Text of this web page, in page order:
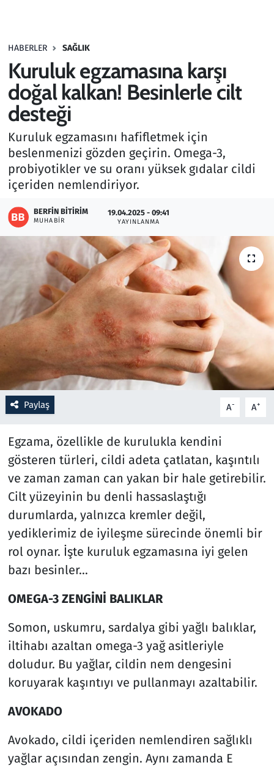
HABERLER SAĞLIK
Kuruluk egzamasına karşı
doğal kalkan! Besinlerle cilt
desteği
Kuruluk egzamasını hafifletmek için
beslenmenizi gözden geçirin. Omega-3,
probiyotikler ve su oranı yüksek gıdalar cildi
içeriden nemlendiriyor.
BERFIN BITIRIM
MUHABIR
19.04.2025 - 09:41
YAYINLANMA
Paylaş A- A+
Egzama, özellikle de kurulukla kendini
gösteren türleri, cildi adeta çatlatan, kaşıntılı
ve zaman zaman can yakan bir hale getirebilir.
Cilt yüzeyinin bu denli hassaslaştığı
durumlarda, yalnızca kremler değil,
yediklerimiz de iyileşme sürecinde önemli bir
rol oynar. İşte kuruluk egzamasına iyi gelen
bazı besinler…
OMEGA-3 ZENGİNİ BALIKLAR
Somon, uskumru, sardalya gibi yağlı balıklar,
iltihabı azaltan omega-3 yağ asitleriyle
doludur. Bu yağlar, cildin nem dengesini
koruyarak kaşıntıyı ve pullanmayı azaltabilir.
AVOKADO
Avokado, cildi içeriden nemlendiren sağlıklı
yağlar açısından zengin. Aynı zamanda E
Haber
Kültür Sanat
Kurumsal Haberler
Lezzet Durağı
Memur ve Kamu
Otomobil
Oyun
Ramazan
Resmi İlanlar
Rüya Tabirleri
Sağlık
Savunma Sanayi
Spor
Teknoloji ve Bilim
Televizyon